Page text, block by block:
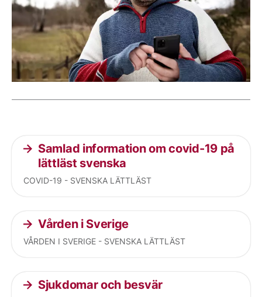
Current articles
Samlad information om covid-19 på
lättläst svenska
COVID-19 - SVENSKA LÄTTLÄST
Vården i Sverige
VÅRDEN I SVERIGE - SVENSKA LÄTTLÄST
Sjukdomar och besvär